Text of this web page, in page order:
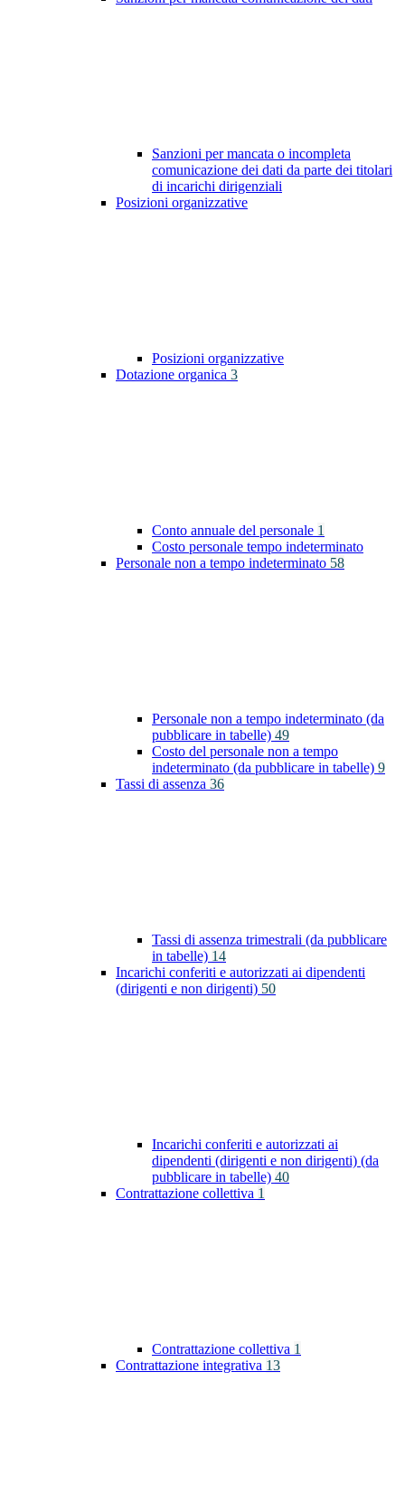
Sanzioni per mancata o incompleta
comunicazione dei dati da parte dei titolari
di incarichi dirigenziali
Posizioni organizzative
Posizioni organizzative
Dotazione organica 3
Conto annuale del personale 1
Costo personale tempo indeterminato
Personale non a tempo indeterminato 58
Personale non a tempo indeterminato (da
pubblicare in tabelle) 49
Costo del personale non a tempo
indeterminato (da pubblicare in tabelle) 9
Tassi di assenza 36
Tassi di assenza trimestrali (da pubblicare
in tabelle) 14
Incarichi conferiti e autorizzati ai dipendenti
(dirigenti e non dirigenti) 50
Incarichi conferiti e autorizzati ai
dipendenti (dirigenti e non dirigenti) (da
pubblicare in tabelle) 40
Contrattazione collettiva 1
Contrattazione collettiva 1
Contrattazione integrativa 13